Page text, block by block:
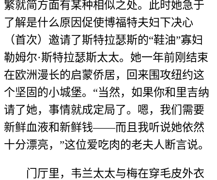
繁就简方面有某种相似之处。此时她急于
了解是什么原因促使博福特夫妇下决心
（首次）邀请了斯特拉瑟斯的“鞋油”寡妇
勒姆尔·斯特拉瑟斯太太。她一年前刚结束
在欧洲漫长的启蒙侨居，回来围攻纽约这
个坚固的小城堡。“当然，如果你和里吉纳
请了她，事情就成定局了。嗯，我们需要
新鲜血液和新鲜钱——而且我听说她依然
十分漂亮，”这位爱吃肉的老夫人断言说。
门厅里，韦兰太太与梅在穿毛皮外衣